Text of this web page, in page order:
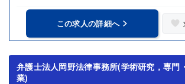
この求人の詳細へ
弁護士法人岡野法律事務所(学術研究，専門
業)